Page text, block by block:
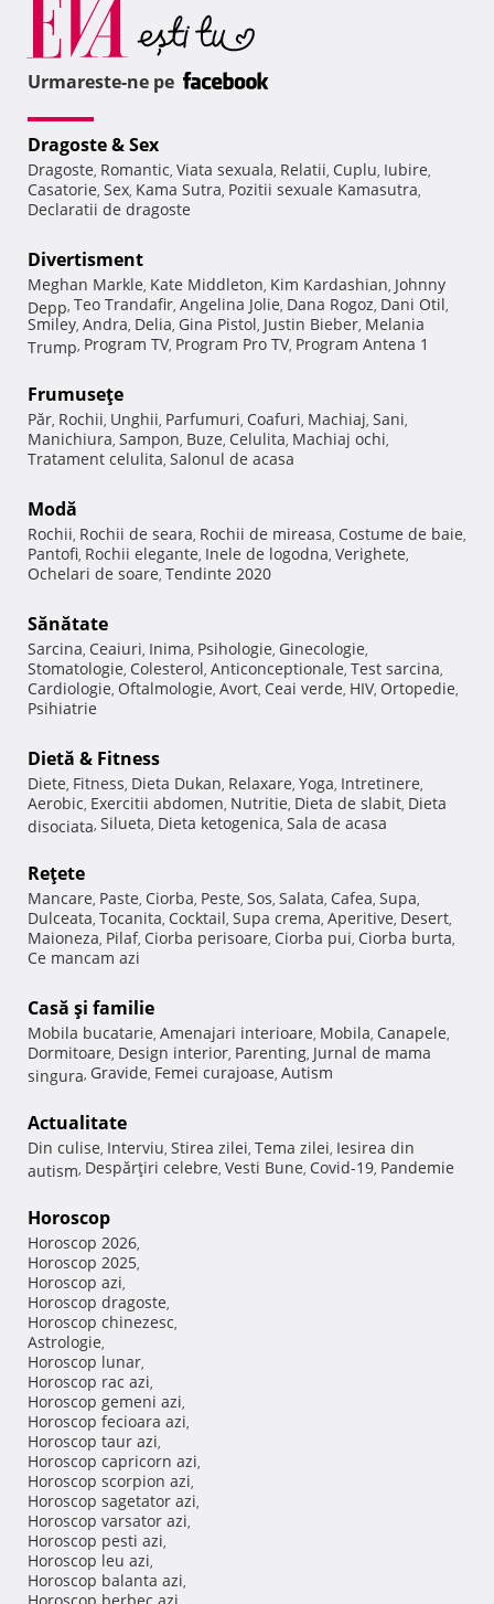
Urmareste-ne pe
Dragoste & Sex
Dragoste, Romantic, Viata sexuala, Relatii, Cuplu, Iubire,
Casatorie, Sex, Kama Sutra, Pozitii sexuale Kamasutra,
Declaratii de dragoste
Divertisment
Meghan Markle, Kate Middleton, Kim Kardashian, Johnny
Depp, Teo Trandafir, Angelina Jolie, Dana Rogoz, Dani Otil,
Smiley, Andra, Delia, Gina Pistol, Justin Bieber, Melania
Trump, Program TV, Program Pro TV, Program Antena 1
Frumuseţe
Păr, Rochii, Unghii, Parfumuri, Coafuri, Machiaj, Sani,
Manichiura, Sampon, Buze, Celulita, Machiaj ochi,
Tratament celulita, Salonul de acasa
Modă
Rochii, Rochii de seara, Rochii de mireasa, Costume de baie,
Pantofi, Rochii elegante, Inele de logodna, Verighete,
Ochelari de soare, Tendinte 2020
Sănătate
Sarcina, Ceaiuri, Inima, Psihologie, Ginecologie,
Stomatologie, Colesterol, Anticonceptionale, Test sarcina,
Cardiologie, Oftalmologie, Avort, Ceai verde, HIV, Ortopedie,
Psihiatrie
Dietă & Fitness
Diete, Fitness, Dieta Dukan, Relaxare, Yoga, Intretinere,
Aerobic, Exercitii abdomen, Nutritie, Dieta de slabit, Dieta
disociata, Silueta, Dieta ketogenica, Sala de acasa
Reţete
Mancare, Paste, Ciorba, Peste, Sos, Salata, Cafea, Supa,
Dulceata, Tocanita, Cocktail, Supa crema, Aperitive, Desert,
Maioneza, Pilaf, Ciorba perisoare, Ciorba pui, Ciorba burta,
Ce mancam azi
Casă şi familie
Mobila bucatarie, Amenajari interioare, Mobila, Canapele,
Dormitoare, Design interior, Parenting, Jurnal de mama
singura, Gravide, Femei curajoase, Autism
Actualitate
Din culise, Interviu, Stirea zilei, Tema zilei, Iesirea din
autism, Despărţiri celebre, Vesti Bune, Covid-19, Pandemie
Horoscop
Horoscop 2026,
Horoscop 2025,
Horoscop azi,
Horoscop dragoste,
Horoscop chinezesc,
Astrologie,
Horoscop lunar,
Horoscop rac azi,
Horoscop gemeni azi,
Horoscop fecioara azi,
Horoscop taur azi,
Horoscop capricorn azi,
Horoscop scorpion azi,
Horoscop sagetator azi,
Horoscop varsator azi,
Horoscop pesti azi,
Horoscop leu azi,
Horoscop balanta azi,